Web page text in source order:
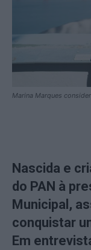
Marina Marques
Nascida e
do PAN à
Municipal,
conquistar
Em